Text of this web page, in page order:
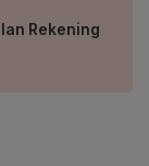
Rekening